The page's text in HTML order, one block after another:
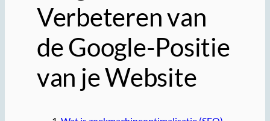
Verbeteren van
de Google-Positie
van je Website